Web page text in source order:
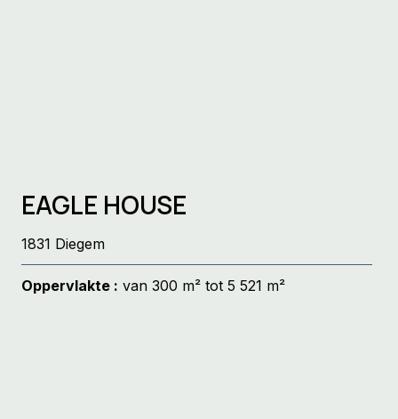
EAGLE HOUSE
1831 Diegem
Oppervlakte : van 300 m² tot 5 521 m²